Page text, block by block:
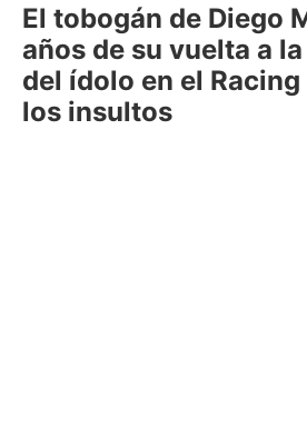
El tobogán de Diego
años de su vuelta a
del ídolo en el
los insultos